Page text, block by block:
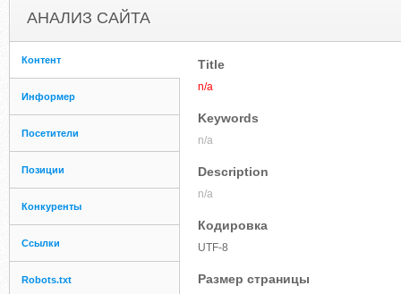
АНАЛИЗ САЙТА
Контент
Информер
Посетители
Позиции
Конкуренты
Ссылки
Robots.txt
Title
n/a
Keywords
n/a
Description
n/a
Кодировка
UTF-8
Размер страницы